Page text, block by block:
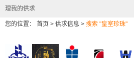
理我的供求
您的位置： 首页 > 供求信息 > 搜索 "皇室珍珠"